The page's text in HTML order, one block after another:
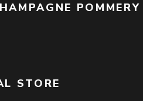
POMMERY
STORE